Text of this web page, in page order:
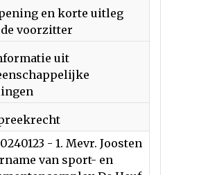
en korte uitleg
voorzitter
uit
- 1. Mevr. Joosten
van sport- en